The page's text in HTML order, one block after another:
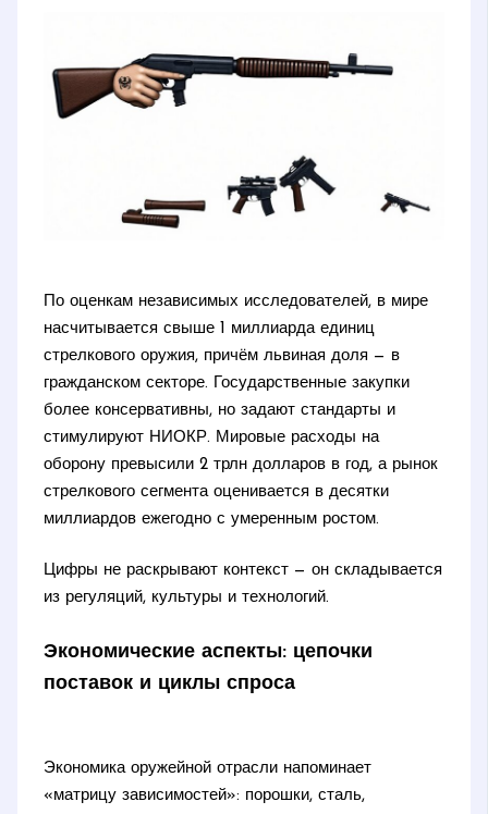
По оценкам независимых исследователей, в мире
насчитывается свыше 1 миллиарда единиц
стрелкового оружия, причём львиная доля — в
гражданском секторе. Государственные закупки
более консервативны, но задают стандарты и
стимулируют НИОКР. Мировые расходы на
оборону превысили 2 трлн долларов в год, а рынок
стрелкового сегмента оценивается в десятки
миллиардов ежегодно с умеренным ростом.
Цифры не раскрывают контекст — он складывается
из регуляций, культуры и технологий.
Экономические аспекты: цепочки
поставок и циклы спроса
Экономика оружейной отрасли напоминает
«матрицу зависимостей»: порошки, сталь,